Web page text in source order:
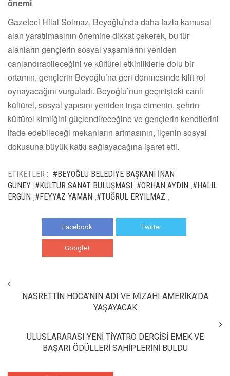
önemi
Gazeteci Hilal Solmaz, Beyoğlu'nda daha fazla kamusal
alan yaratılmasının önemine dikkat çekerek, bu tür
alanların gençlerin sosyal yaşamlarını yeniden
canlandırabileceğini ve kültürel etkinliklerle dolu bir
ortamın, gençlerin Beyoğlu’na geri dönmesinde kilit rol
oynayacağını vurguladı. Beyoğlu’nun geçmişteki canlı
kültürel, sosyal yapısını yeniden inşa etmenin, şehrin
kültürel kimliğini güçlendireceğine ve gençlerin kendilerini
ifade edebileceği mekanların artmasının, ilçenin sosyal
dokusuna büyük katkı sağlayacağına işaret etti.
ETIKETLER : #BEYOĞLU BELEDIYE BAŞKANI İNAN
GÜNEY #KÜLTÜR SANAT BULUŞMASI #ORHAN AYDIN #HALIL
ERGÜN #FEYYAZ YAMAN #TUĞRUL ERYILMAZ
Facebook Twitter
Google+
NASRETTİN HOCA’NIN ADI VE MİZAHI AMERİKA’DA
YAŞAYACAK
ULUSLARARASI YENİ TİYATRO DERGİSİ EMEK VE
BAŞARI ÖDÜLLERİ SAHİPLERİNİ BULDU